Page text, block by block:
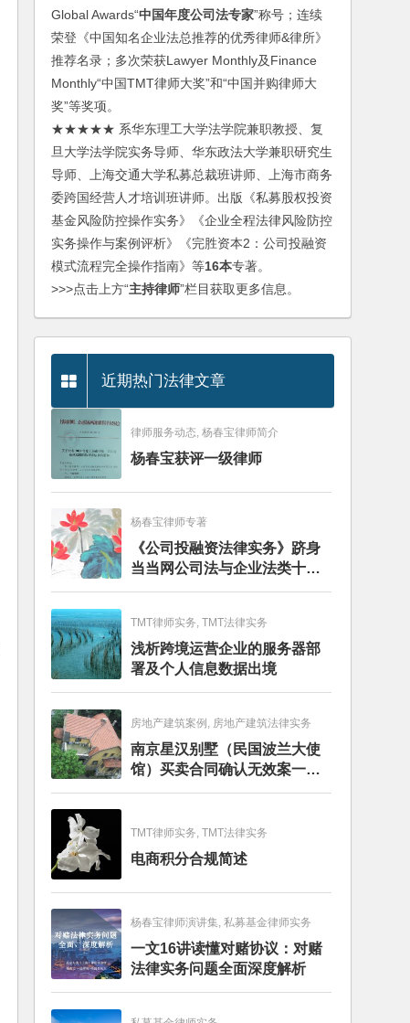
Global Awards“中国年度公司法专家”称号；连续
荣登《中国知名企业法总推荐的优秀律师&律所》
推荐名录；多次荣获Lawyer Monthly及Finance
Monthly“中国TMT律师大奖”和“中国并购律师大
奖”等奖项。
★★★★★ 系华东理工大学法学院兼职教授、复
旦大学法学院实务导师、华东政法大学兼职研究生
导师、上海交通大学私募总裁班讲师、上海市商务
委跨国经营人才培训班讲师。出版《私募股权投资
基金风险防控操作实务》《企业全程法律风险防控
实务操作与案例评析》《完胜资本2：公司投融资
模式流程完全操作指南》等16本专著。
>>>点击上方“主持律师”栏目获取更多信息。
近期热门法律文章
律师服务动态, 杨春宝律师简介
杨春宝获评一级律师
杨春宝律师专著
《公司投融资法律实务》跻身
当当网公司法与企业法类十大
畅销图书榜
TMT律师实务, TMT法律实务
浅析跨境运营企业的服务器部
署及个人信息数据出境
房地产建筑案例, 房地产建筑法律实务
南京星汉别墅（民国波兰大使
馆）买卖合同确认无效案一审
判决书
TMT律师实务, TMT法律实务
电商积分合规简述
杨春宝律师演讲集, 私募基金律师实务
一文16讲读懂对赌协议：对赌
法律实务问题全面深度解析